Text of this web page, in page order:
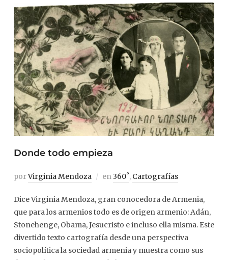
Donde todo empieza
porVirginia Mendoza en360˚, Cartografías
Dice Virginia Mendoza, gran conocedora de Armenia,
que para los armenios todo es de origen armenio: Adán,
Stonehenge, Obama, Jesucristo e incluso ella misma. Este
divertido texto cartografía desde una perspectiva
sociopolítica la sociedad armenia y muestra como sus